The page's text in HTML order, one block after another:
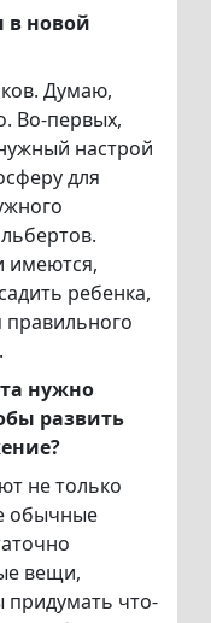
в новой
Думаю,
Во-первых,
настрой
для
имеются,
ребенка,
правильного
нужно
развить
не только
обычные
вещи,
придумать что-